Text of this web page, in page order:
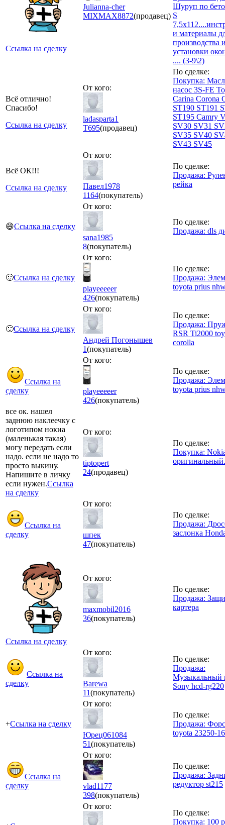
Ссылка на сделку
Julianna-cher
MIXMAX8872(продавец)
Шуруп по
S
и материалы
производства
установки
.... (3-9\2)
Всё отлично!
Спасибо!
Ссылка на сделку
От кого:
ladasparta1
Т695(продавец)
По сделке:
Покупка:
насос 3S-FE
Carina Corona
ST190 ST191
ST195 Camry
SV30 SV31
SV35 SV40
SV43 SV45
Всё ОК!!!
Ссылка на сделку
От кого:
Павел1978
1164(покупатель)
По сделке:
Продажа:
рейка
😄Ссылка на сделку
От кого:
sana1985
8(покупатель)
По сделке:
Продажа: dls
🙂Ссылка на сделку
От кого:
playeeeeer
426(покупатель)
По сделке:
Продажа:
toyota prius
🙂Ссылка на сделку
От кого:
Андрей Погонышев
1(покупатель)
По сделке:
Продажа:
RSR Ti2000
corolla
Ссылка на
сделку
От кого:
playeeeeer
426(покупатель)
По сделке:
Продажа:
toyota prius
все ок. нашел
заднюю наклеечку с
логотипом нокиа
(маленькая такая)
могу передать если
надо. если не надо то
просто выкину.
Напишите в личку
если нужен.Ссылка
на сделку
От кого:
tiptopert
24(продавец)
По сделке:
Покупка:
оригинальный.
Ссылка на
сделку
От кого:
шпек
47(покупатель)
По сделке:
Продажа:
заслонка
Ссылка на сделку
От кого:
maxmobil2016
36(покупатель)
По сделке:
Продажа:
картера
Ссылка на
сделку
От кого:
Barewa
11(покупатель)
По сделке:
Продажа:
Музыкальный
Sony hcd-rg220
+Ссылка на сделку
От кого:
Юрец061084
51(покупатель)
По сделке:
Продажа:
toyota 23250-
Ссылка на
сделку
От кого:
vlad1177
398(покупатель)
По сделке:
Продажа:
редуктор st215
От кого:
По сделке:
Покупка: 100